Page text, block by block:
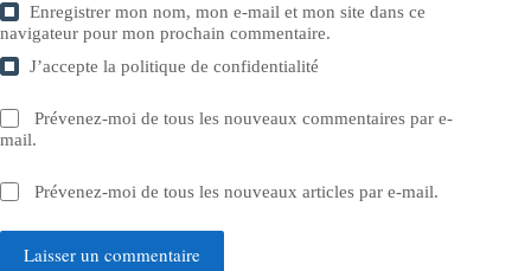
Enregistrer mon nom, mon e-mail et mon site dans ce
navigateur pour mon prochain commentaire.
J’accepte lapolitique de confidentialité
Prévenez-moi de tous les nouveaux commentaires par e-
mail.
Prévenez-moi de tous les nouveaux articles par e-mail.
Laisser un commentaire